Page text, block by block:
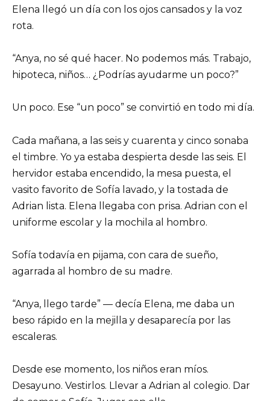
Elena llegó un día con los ojos cansados y la voz
rota.
“Anya, no sé qué hacer. No podemos más. Trabajo,
hipoteca, niños… ¿Podrías ayudarme un poco?”
Un poco. Ese “un poco” se convirtió en todo mi día.
Cada mañana, a las seis y cuarenta y cinco sonaba
el timbre. Yo ya estaba despierta desde las seis. El
hervidor estaba encendido, la mesa puesta, el
vasito favorito de Sofía lavado, y la tostada de
Adrian lista. Elena llegaba con prisa. Adrian con el
uniforme escolar y la mochila al hombro.
Sofía todavía en pijama, con cara de sueño,
agarrada al hombro de su madre.
“Anya, llego tarde” — decía Elena, me daba un
beso rápido en la mejilla y desaparecía por las
escaleras.
Desde ese momento, los niños eran míos.
Desayuno. Vestirlos. Llevar a Adrian al colegio. Dar